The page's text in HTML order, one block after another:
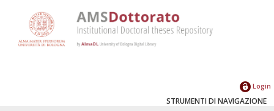
Login
STRUMENTI DI NAVIGAZIONE